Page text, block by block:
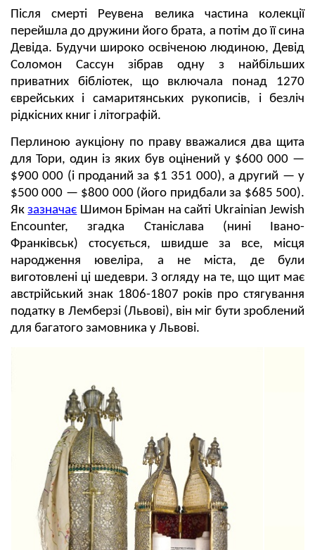
Після смерті Реувена велика частина колекції
перейшла до дружини його брата, а потім до її сина
Девіда. Будучи широко освіченою людиною, Девід
Соломон Сассун зібрав одну з найбільших
приватних бібліотек, що включала понад 1270
єврейських і самаритянських рукописів, і безліч
рідкісних книг і літографій.
Перлиною аукціону по праву вважалися два щита
для Тори, один із яких був оцінений у $600 000 —
$900 000 (і проданий за $1 351 000), а другий — у
$500 000 — $800 000 (його придбали за $685 500).
Якзазначає Шимон Бріман на сайті Ukrainian Jewish
Encounter, згадка Станіслава (нині Івано-
Франківськ) стосується, швидше за все, місця
народження ювеліра, а не міста, де були
виготовлені ці шедеври. З огляду на те, що щит має
австрійський знак 1806-1807 років про стягування
податку в Лемберзі (Львові), він міг бути зроблений
для багатого замовника у Львові.